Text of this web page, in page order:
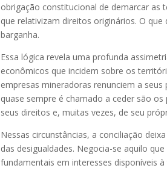
obrigação constitucional de demarcar as
que relativizam direitos originários. O
barganha.
Essa lógica revela uma profunda
econômicos que incidem sobre os
empresas mineradoras renunciem a
quase sempre é chamado a ceder são
seus direitos e, muitas vezes, de seu
Nessas circunstâncias, a conciliação
das desigualdades. Negocia-se aquilo
fundamentais em interesses disponíveis à